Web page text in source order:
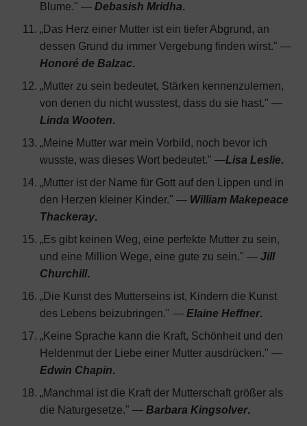
Blume." — Debasish Mridha.
„Das Herz einer Mutter ist ein tiefer Abgrund, an
dessen Grund du immer Vergebung finden wirst." —
Honoré de Balzac.
„Mutter zu sein bedeutet, Stärken kennenzulernen,
von denen du nicht wusstest, dass du sie hast." —
Linda Wooten.
„Meine Mutter war mein Vorbild, noch bevor ich
wusste, was dieses Wort bedeutet." —Lisa Leslie.
„Mutter ist der Name für Gott auf den Lippen und in
den Herzen kleiner Kinder." — William Makepeace
Thackeray.
„Es gibt keinen Weg, eine perfekte Mutter zu sein,
und eine Million Wege, eine gute zu sein." — Jill
Churchill.
„Die Kunst des Mutterseins ist, Kindern die Kunst
des Lebens beizubringen." — Elaine Heffner.
„Keine Sprache kann die Kraft, Schönheit und den
Heldenmut der Liebe einer Mutter ausdrücken." —
Edwin Chapin.
„Manchmal ist die Kraft der Mutterschaft größer als
die Naturgesetze." — Barbara Kingsolver.